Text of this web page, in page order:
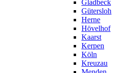
Gladbeck
Gütersloh
Herne
Hövelhof
Kaarst
Kerpen
Köln
Kreuzau